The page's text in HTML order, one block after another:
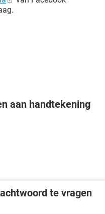
aan handtekening
te vragen